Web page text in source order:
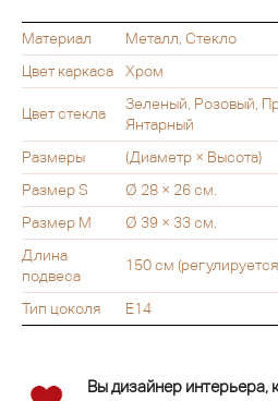
Материал
Металл, Стекло
Цвет каркаса
Хром
Цвет стекла
Зеленый, Розовый,
Янтарный
Размеры
(Диаметр × Высота)
Размер S
Ø 28 × 26 см.
Размер M
Ø 39 × 33 см.
Длина
подвеса
150 см
Тип цоколя Е14
Вы дизайнер интерьера,